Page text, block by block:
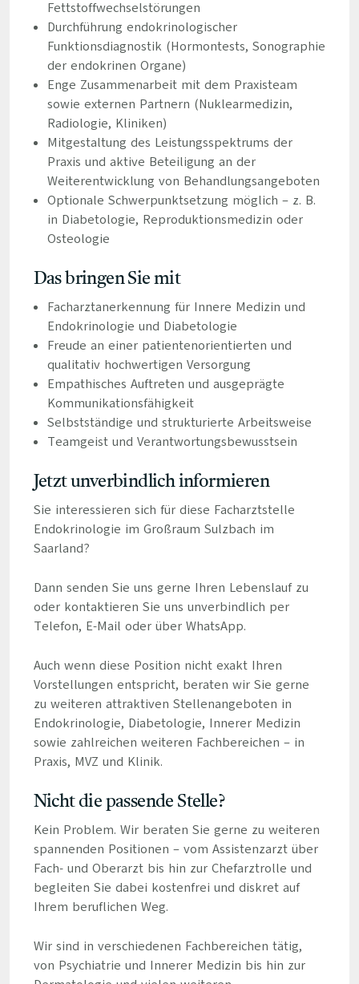
Fettstoffwechselstörungen
Durchführung endokrinologischer
Funktionsdiagnostik (Hormontests, Sonographie
der endokrinen Organe)
Enge Zusammenarbeit mit dem Praxisteam
sowie externen Partnern (Nuklearmedizin,
Radiologie, Kliniken)
Mitgestaltung des Leistungsspektrums der
Praxis und aktive Beteiligung an der
Weiterentwicklung von Behandlungsangeboten
Optionale Schwerpunktsetzung möglich – z. B.
in Diabetologie, Reproduktionsmedizin oder
Osteologie
Das bringen Sie mit
Facharztanerkennung für Innere Medizin und
Endokrinologie und Diabetologie
Freude an einer patientenorientierten und
qualitativ hochwertigen Versorgung
Empathisches Auftreten und ausgeprägte
Kommunikationsfähigkeit
Selbstständige und strukturierte Arbeitsweise
Teamgeist und Verantwortungsbewusstsein
Jetzt unverbindlich informieren
Sie interessieren sich für diese Facharztstelle
Endokrinologie im Großraum Sulzbach im
Saarland?
Dann senden Sie uns gerne Ihren Lebenslauf zu
oder kontaktieren Sie uns unverbindlich per
Telefon, E-Mail oder über WhatsApp.
Auch wenn diese Position nicht exakt Ihren
Vorstellungen entspricht, beraten wir Sie gerne
zu weiteren attraktiven Stellenangeboten in
Endokrinologie, Diabetologie, Innerer Medizin
sowie zahlreichen weiteren Fachbereichen – in
Praxis, MVZ und Klinik.
Nicht die passende Stelle?
Kein Problem. Wir beraten Sie gerne zu weiteren
spannenden Positionen – vom Assistenzarzt über
Fach- und Oberarzt bis hin zur Chefarztrolle und
begleiten Sie dabei kostenfrei und diskret auf
Ihrem beruflichen Weg.
Wir sind in verschiedenen Fachbereichen tätig,
von Psychiatrie und Innerer Medizin bis hin zur